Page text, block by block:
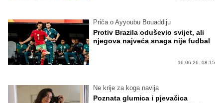
Priča o Ayyoubu Bouaddiju
Protiv Brazila oduševio svijet, ali
njegova najveća snaga nije fudbal
16.06.26. 08:15
Ne krije za koga navija
Poznata glumica i pjevačica